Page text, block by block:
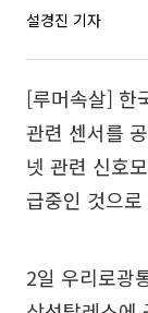
설경진 기자
[루머속살] 한
관련 센서를
넷 관련 신호
급중인 것으
2일 우리로광